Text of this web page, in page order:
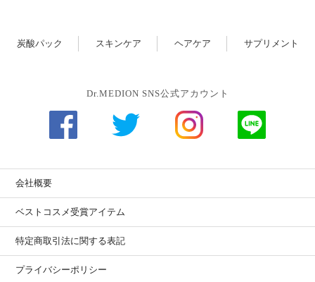
炭酸パック スキンケア ヘアケア サプリメント
Dr.MEDION SNS公式アカウント
会社概要
ベストコスメ受賞アイテム
特定商取引法に関する表記
プライバシーポリシー